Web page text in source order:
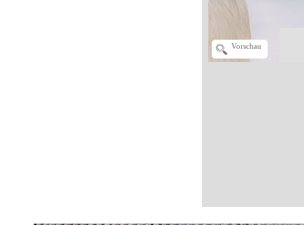
Vorschau